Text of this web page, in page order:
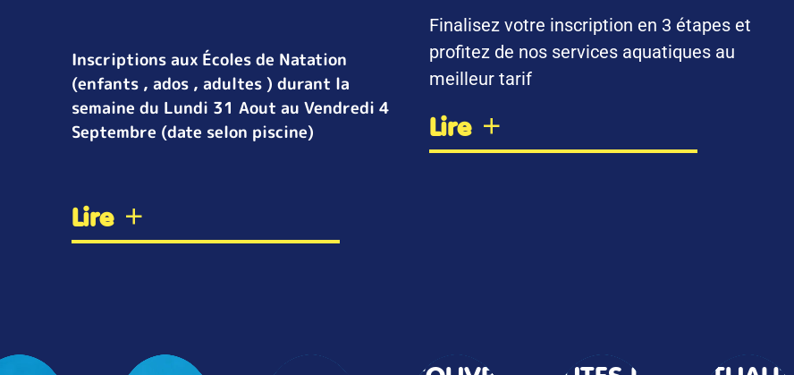
Inscriptions aux Écoles de Natation
(enfants , ados , adultes ) durant la
semaine du Lundi 31 Aout au Vendredi 4
Septembre (date selon piscine)
Lire
Finalisez votre inscription en 3 étapes et
profitez de nos services aquatiques au
meilleur tarif
Lire